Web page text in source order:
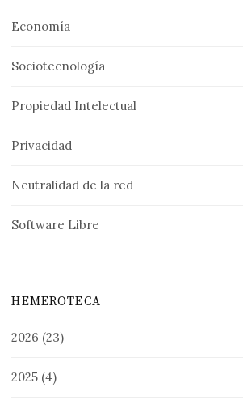
Economía
Sociotecnología
Propiedad Intelectual
Privacidad
Neutralidad de la red
Software Libre
HEMEROTECA
2026 (23)
2025 (4)